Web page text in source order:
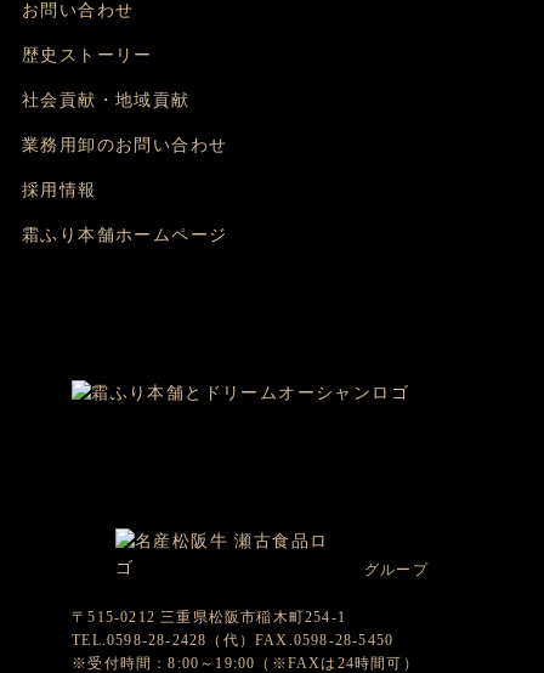
お問い合わせ
歴史ストーリー
社会貢献・地域貢献
業務用卸のお問い合わせ
採用情報
霜ふり本舗ホームページ
グループ
〒515-0212 三重県松阪市稲木町254-1
TEL.0598-28-2428（代）FAX.0598-28-5450
※受付時間：8:00～19:00（※FAXは24時間可）